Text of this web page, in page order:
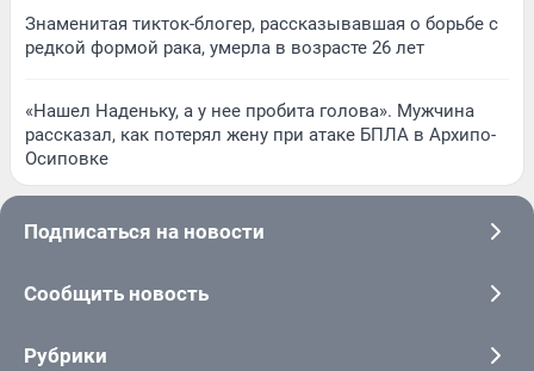
Знаменитая тикток-блогер, рассказывавшая о борьбе с
редкой формой рака, умерла в возрасте 26 лет
«Нашел Наденьку, а у нее пробита голова». Мужчина
рассказал, как потерял жену при атаке БПЛА в Архипо-
Осиповке
Подписаться на новости
Сообщить новость
Рубрики